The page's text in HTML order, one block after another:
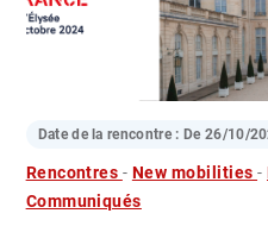
Date de la rencontre : De 26/10/
Rencontres - New mobilities-
Communiqués